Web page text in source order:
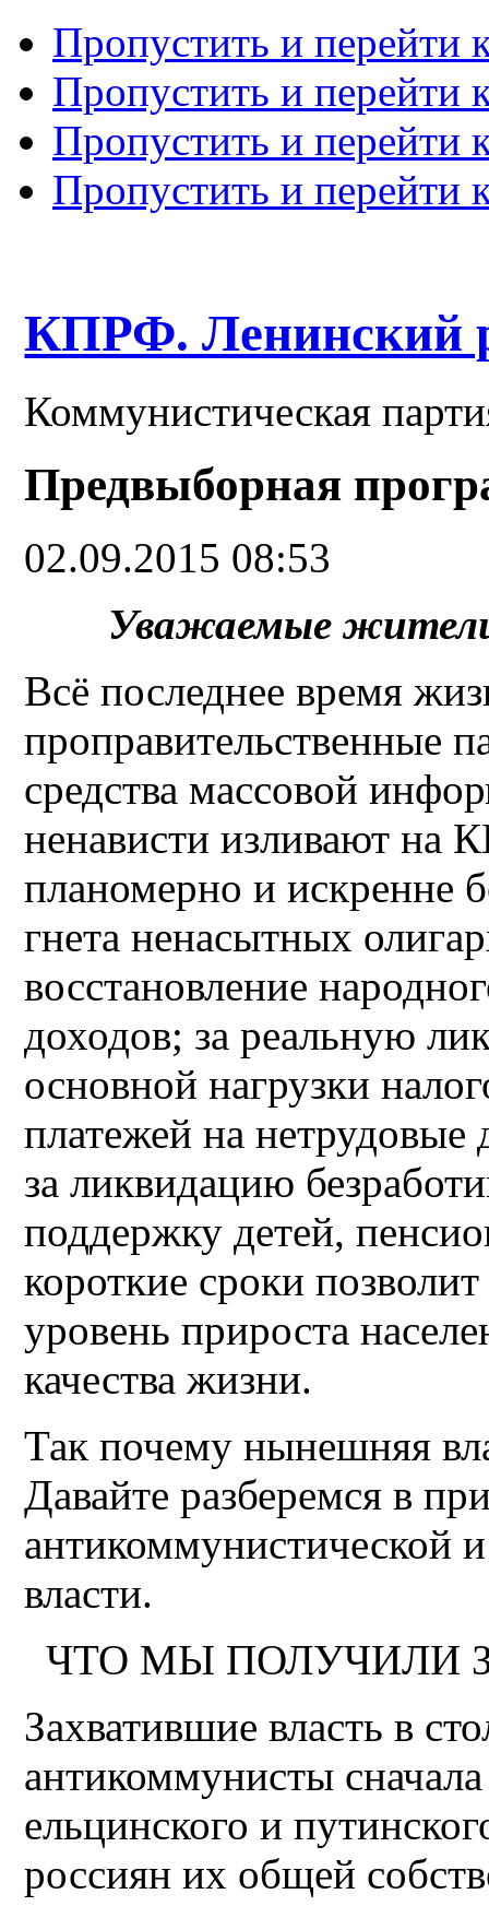
Пропустить и перейти
Пропустить и перейти
Пропустить и перейти
Пропустить и перейти
КПРФ. Ленинский
Коммунистическая
Предвыборная
02.09.2015 08:53
Уважаемые
Всё последнее время
проправительственные
средства массовой
ненависти изливают на
планомерно и искренне
гнета ненасытных
восстановление
доходов; за реальную
основной нагрузки
платежей на
за ликвидацию
поддержку детей,
короткие сроки
уровень прироста
качества жизни.
Так почему нынешняя
Давайте разберемся в
антикоммунистической
власти.
ЧТО МЫ ПОЛУЧИЛИ
Захватившие власть в
антикоммунисты сначала
ельцинского и
россиян их общей